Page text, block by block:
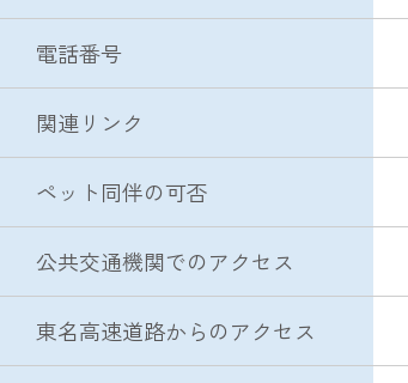
電話番号
関連リンク
ペット同伴の可否
公共交通機関でのアクセス
東名高速道路からのアクセス